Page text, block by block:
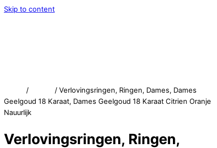
Skip to content
/
/ Verlovingsringen, Ringen, Dames, Dames
Geelgoud 18 Karaat, Dames Geelgoud 18 Karaat Citrien Oranje
Nauurlijk
Verlovingsringen, Ringen,